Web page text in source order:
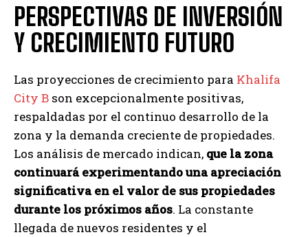
PERSPECTIVAS DE INVERSIÓN
Y CRECIMIENTO FUTURO
Las proyecciones de crecimiento para Khalifa
City B son excepcionalmente positivas,
respaldadas por el continuo desarrollo de la
zona y la demanda creciente de propiedades.
Los análisis de mercado indican, que la zona
continuará experimentando una apreciación
significativa en el valor de sus propiedades
durante los próximos años. La constante
llegada de nuevos residentes y el